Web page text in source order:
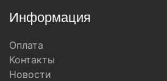
Информация
Оплата
Контакты
Новости